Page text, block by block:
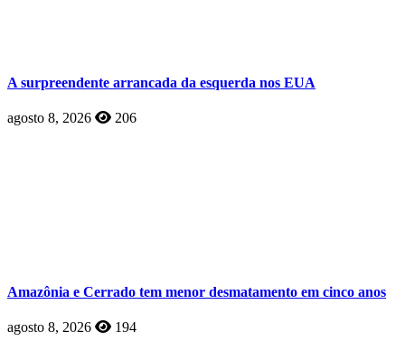
A surpreendente arrancada da esquerda nos EUA
agosto 8, 2026 206
Amazônia e Cerrado tem menor desmatamento em cinco anos
agosto 8, 2026 194